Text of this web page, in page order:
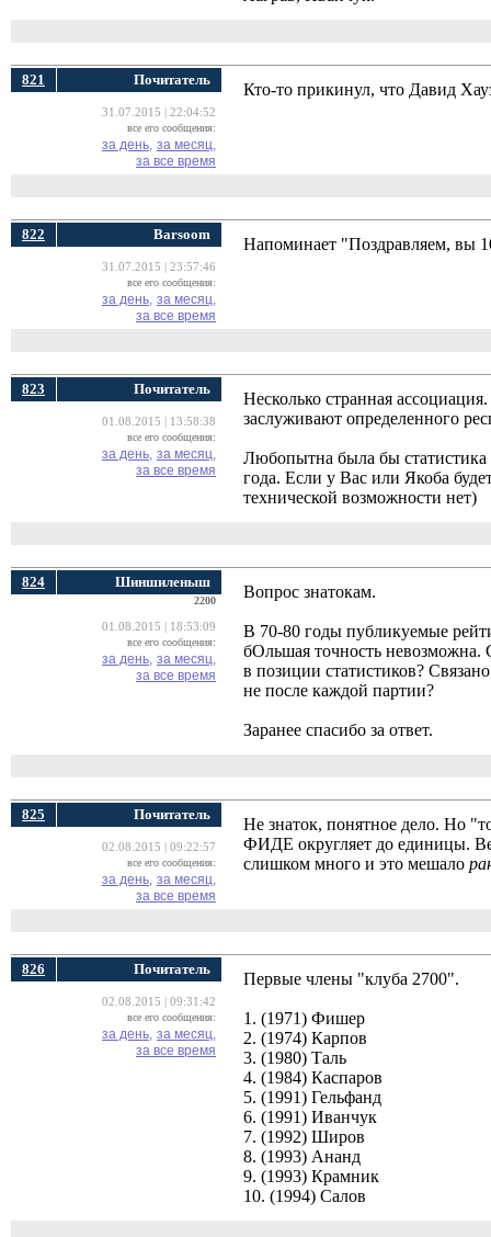
821 Почитатель
31.07.2015 | 22:04:52
все его сообщения:
за день, за месяц,
за все время
Кто-то прикинул, что Давид
822 Barsoom
31.07.2015 | 23:57:46
все его сообщения:
за день, за месяц,
за все время
Напоминает "Поздравляем, вы
823 Почитатель
01.08.2015 | 13:58:38
все его сообщения:
за день, за месяц,
за все время
Несколько странная
заслуживают определенного
Любопытна была бы статистика
года. Если у Вас или Якоба
технической возможности нет)
824 Шиншиленыш
2200
01.08.2015 | 18:53:09
все его сообщения:
за день, за месяц,
за все время
Вопрос знатокам.
В 70-80 годы публикуемые
бОльшая точность невозможна.
в позиции статистиков?
не после каждой партии?
Заранее спасибо за ответ.
825 Почитатель
02.08.2015 | 09:22:57
все его сообщения:
за день, за месяц,
за все время
Не знаток, понятное дело. Но
ФИДЕ округляет до единицы.
слишком много и это мешало
826 Почитатель
02.08.2015 | 09:31:42
все его сообщения:
за день, за месяц,
за все время
Первые члены "клуба 2700".
1. (1971) Фишер
2. (1974) Карпов
3. (1980) Таль
4. (1984) Каспаров
5. (1991) Гельфанд
6. (1991) Иванчук
7. (1992) Широв
8. (1993) Ананд
9. (1993) Крамник
10. (1994) Салов